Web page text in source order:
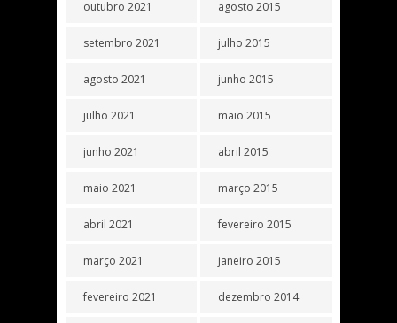
outubro 2021
setembro 2021
agosto 2021
julho 2021
junho 2021
maio 2021
abril 2021
março 2021
fevereiro 2021
agosto 2015
julho 2015
junho 2015
maio 2015
abril 2015
março 2015
fevereiro 2015
janeiro 2015
dezembro 2014